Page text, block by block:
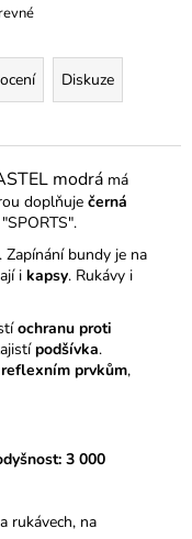
Diskuze
modrá má
doplňuje černá
bundy je na
i kapsy. Rukávy i
ochranu proti
podšívka.
reflexním prvkům,
3 000
rukávech, na